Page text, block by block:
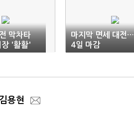
막차타
'활활'
마지막 면세 대전
4일 마감
김용현